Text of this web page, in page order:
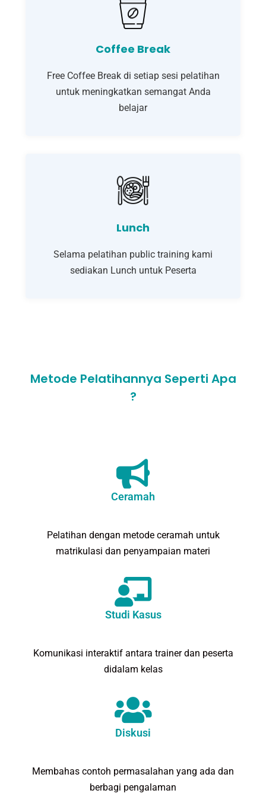
Coffee Break
Free Coffee Break di setiap sesi pelatihan
untuk meningkatkan semangat Anda
belajar
Lunch
Selama pelatihan public training kami
sediakan Lunch untuk Peserta
Metode Pelatihannya Seperti Apa
?
Ceramah
Pelatihan dengan metode ceramah untuk
matrikulasi dan penyampaian materi
Studi Kasus
Komunikasi interaktif antara trainer dan peserta
didalam kelas
Diskusi
Membahas contoh permasalahan yang ada dan
berbagi pengalaman